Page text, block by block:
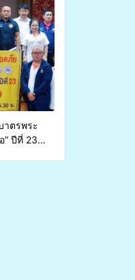
ตรพระ
ปีที่ 23